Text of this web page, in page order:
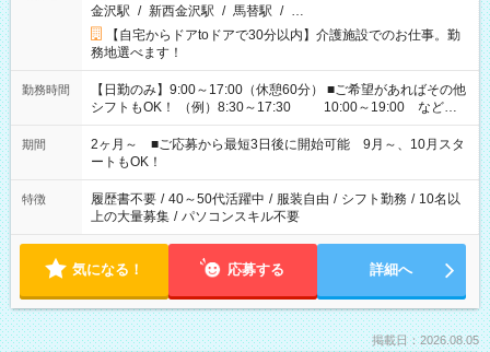
金沢駅 / 新西金沢駅 / 馬替駅 / …
【自宅からドアtoドアで30分以内】介護施設でのお仕事。勤
務地選べます！
勤務時間
【日勤のみ】9:00～17:00（休憩60分） ■ご希望があればその他
シフトもOK！ （例）8:30～17:30 10:00～19:00 など
「家族とお休みを合わせたい」 「できれば残業はしたくない」
など、あなたのご希望に沿ったお仕事をご紹介します！ ※Wワ
ーク希望の方へ 今ご覧のお仕事で希望する勤務時間と、もう1つ
のお仕事の勤務時間。 合計で週40時間を超える場合は応募でき
ません
期間
2ヶ月～ ■ご応募から最短3日後に開始可能 9月～、10月スタ
ートもOK！
特徴 履歴書不要 / 40～50代活躍中 / 服装自由 / シフト勤務 / 10名以
上の大量募集 / パソコンスキル不要
気になる！ 応募する 詳細へ
掲載日：2026.08.05